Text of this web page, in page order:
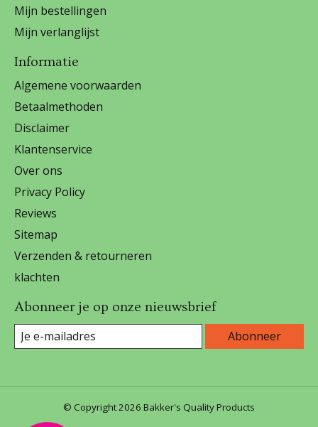
Mijn bestellingen
Mijn verlanglijst
Informatie
Algemene voorwaarden
Betaalmethoden
Disclaimer
Klantenservice
Over ons
Privacy Policy
Reviews
Sitemap
Verzenden & retourneren
klachten
Abonneer je op onze nieuwsbrief
Abonneer
© Copyright 2026 Bakker's Quality Products